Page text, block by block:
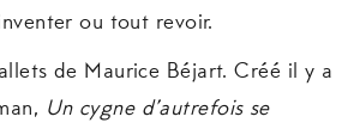
ou tout revoir.
de Maurice Béjart. Créé il y a
Un cygne d’autrefois se